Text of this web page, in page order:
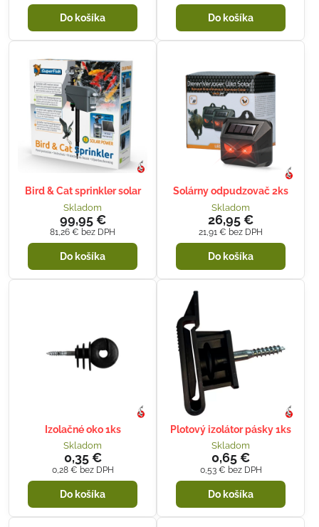
Do košíka Do košíka
Bird & Cat sprinkler solar
Skladom
99,95 €
81,26 € bez DPH
Do košíka
Solárny odpudzovač 2ks
Skladom
26,95 €
21,91 € bez DPH
Do košíka
Izolačné oko 1ks
Skladom
0,35 €
0,28 € bez DPH
Do košíka
Plotový izolátor pásky 1ks
Skladom
0,65 €
0,53 € bez DPH
Do košíka